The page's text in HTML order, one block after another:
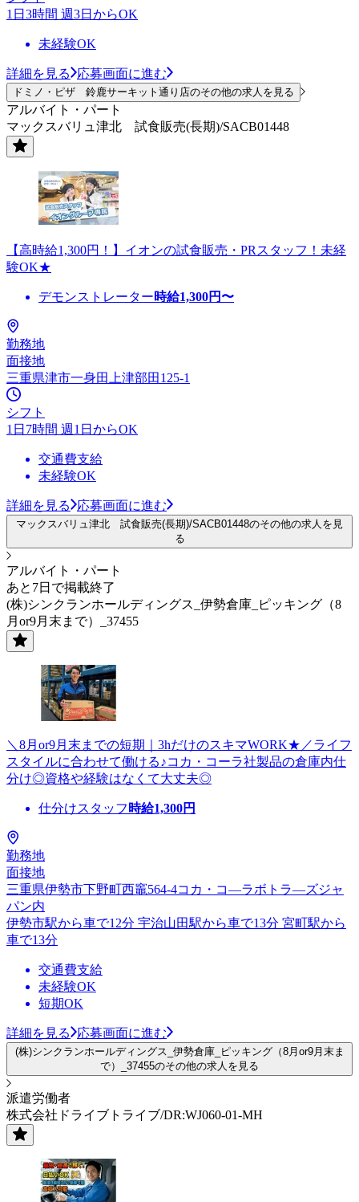
1日3時間 週3日からOK
未経験OK
詳細を見る 応募画面に進む
ドミノ・ピザ 鈴鹿サーキット通り店のその他の求人を見る
アルバイト・パート
マックスバリュ津北 試食販売(長期)/SACB01448
【高時給1,300円！】イオンの試食販売・PRスタッフ！未経
験OK★
デモンストレーター時給1,300円〜
勤務地
面接地
三重県津市一身田上津部田125-1
シフト
1日7時間 週1日からOK
交通費支給
未経験OK
詳細を見る 応募画面に進む
マックスバリュ津北 試食販売(長期)/SACB01448のその他の求人を見
る
アルバイト・パート
あと7日で掲載終了
(株)シンクランホールディングス_伊勢倉庫_ピッキング（8
月or9月末まで）_37455
＼8月or9月末までの短期｜3hだけのスキマWORK★／ライフ
スタイルに合わせて働ける♪コカ・コーラ社製品の倉庫内仕
分け◎資格や経験はなくて大丈夫◎
仕分けスタッフ 時給1,300円
勤務地
面接地
三重県伊勢市下野町西竈564-4コカ・コ―ラボトラ―ズジャ
パン内
伊勢市駅から車で12分 宇治山田駅から車で13分 宮町駅から
車で13分
交通費支給
未経験OK
短期OK
詳細を見る 応募画面に進む
(株)シンクランホールディングス_伊勢倉庫_ピッキング（8月or9月末ま
で）_37455のその他の求人を見る
派遣労働者
株式会社ドライブトライブ/DR:WJ060-01-MH